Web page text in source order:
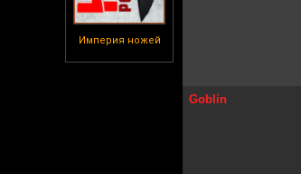
Империя ножей
Goblin